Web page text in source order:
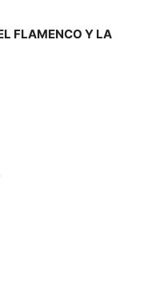
FLAMENCO Y LA